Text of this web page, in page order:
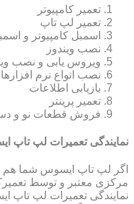
تعمیر کامپیوتر
تعمیر لپ تاپ
اسمبل کامپیوتر و
نصب ویندوز
ویروس یابی و نصب
نصب انواع نرم
بازیابی اطلاعات
تعمیر پرینتر
فروش قطعات نو و
نمایندگی تعمیرات لپ تاپ
اگر لپ تاپ ایسوس شما هم
مرکزی معتبر و توسط
نمایندگی تعمیرات لپ تاپ